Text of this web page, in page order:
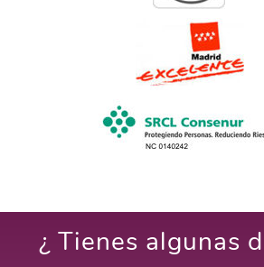
¿ Tienes algunas